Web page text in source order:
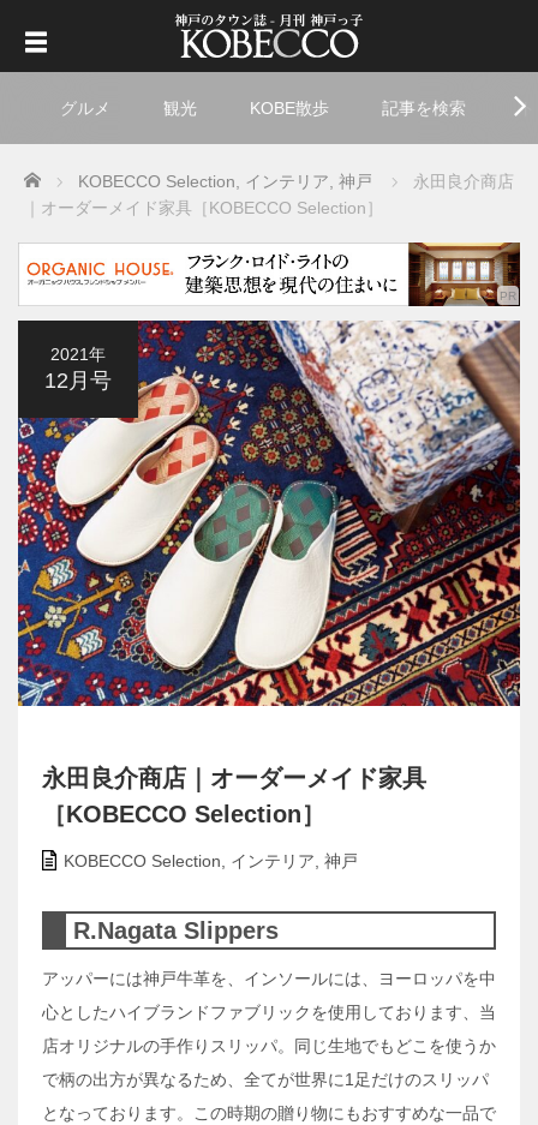
グルメ 観光 KOBE散歩 記事を検索
Home KOBECCO Selection インテリア 神戸
永田良介商店
｜オーダーメイド家具［KOBECCO Selection］
2021年
12月号
永田良介商店｜オーダーメイド家具
［KOBECCO Selection］
KOBECCO Selection, インテリア, 神戸
R.Nagata Slippers
アッパーには神戸牛革を、インソールには、ヨーロッパを中
心としたハイブランドファブリックを使用しております、当
店オリジナルの手作りスリッパ。同じ生地でもどこを使うか
で柄の出方が異なるため、全てが世界に1足だけのスリッパ
となっております。この時期の贈り物にもおすすめな一品で